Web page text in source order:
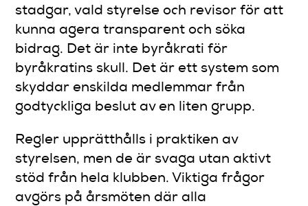
stadgar, vald styrelse och revisor för att
kunna agera transparent och söka
bidrag. Det är inte byråkrati för
byråkratins skull. Det är ett system som
skyddar enskilda medlemmar från
godtyckliga beslut av en liten grupp.
Regler upprätthålls i praktiken av
styrelsen, men de är svaga utan aktivt
stöd från hela klubben. Viktiga frågor
avgörs på årsmöten där alla